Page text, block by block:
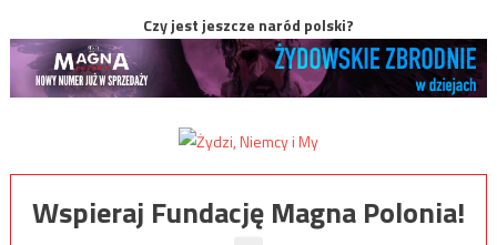
Czy jest jeszcze naród polski?
Wspieraj Fundację Magna Polonia!